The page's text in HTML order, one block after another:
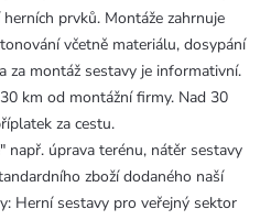
prvků. Montáže zahrnuje
včetně materiálu, dosypání
za montáž sestavy je informativní.
km od montážní firmy. Nad 30
za cestu.
např. úprava terénu, nátěr sestavy
zboží dodaného naší
Herní sestavy pro veřejný sektor